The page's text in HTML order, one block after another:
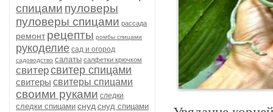
спицами пуловеры
пуловеры спицами рассада
ремонт рецепты ромбы спицами
рукоделие сад и огород
садоводство салаты салфетки крючком
свитерсвитер спицами
свитеры свитеры спицами
своими руками следки
следки спицами снуд снуд спицами